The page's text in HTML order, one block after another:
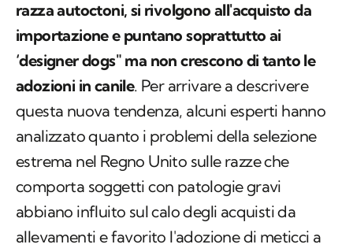
razza autoctoni, si rivolgono all'acquisto da
importazione e puntano soprattutto ai
‘designer dogs" ma non crescono di tanto le
adozioni in canile. Per arrivare a descrivere
questa nuova tendenza, alcuni esperti hanno
analizzato quanto i problemi della selezione
estrema nel Regno Unito sulle razze che
comporta soggetti con patologie gravi
abbiano influito sul calo degli acquisti da
allevamenti e favorito l'adozione di meticci a